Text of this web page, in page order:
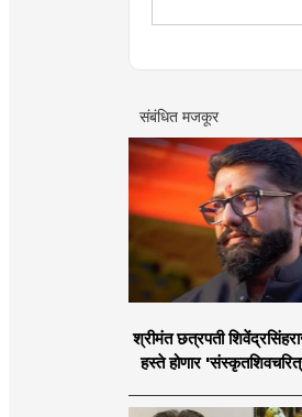
संबंधित मजकूर
श्रीमंत छत्रपती
हस्ते होणार